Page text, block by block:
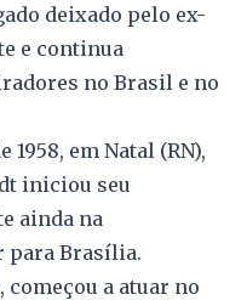
deixado pelo ex-
e continua
no Brasil e no
1958, em Natal (RN),
iniciou seu
ainda na
para Brasília.
a atuar no